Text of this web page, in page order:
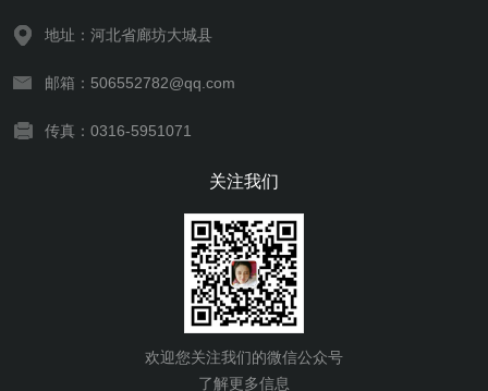
地址：河北省廊坊大城县
邮箱：506552782@qq.com
传真：0316-5951071
关注我们
欢迎您关注我们的微信公众号
了解更多信息